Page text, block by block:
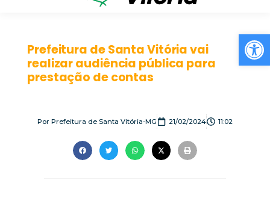
Prefeitura de Santa Vitória vai
realizar audiência pública para
prestação de contas
Por Prefeitura de Santa Vitória-MG 21/02/2024 11:02